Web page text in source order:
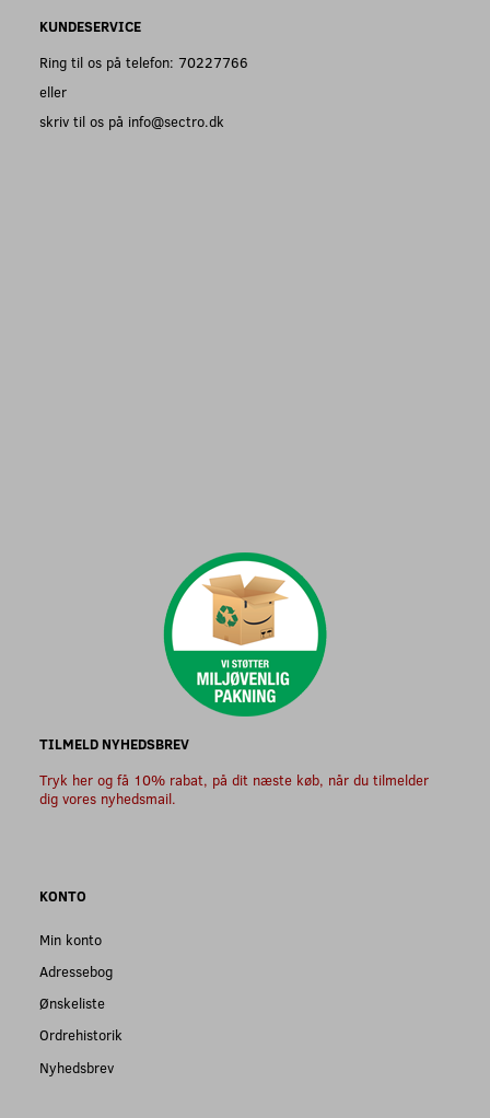
KUNDESERVICE
Ring til os på telefon: 70227766
eller
skriv til os på info@sectro.dk
TILMELD NYHEDSBREV
Tryk her og få 10% rabat, på dit næste køb, når du tilmelder
dig vores nyhedsmail.
KONTO
Min konto
Adressebog
Ønskeliste
Ordrehistorik
Nyhedsbrev